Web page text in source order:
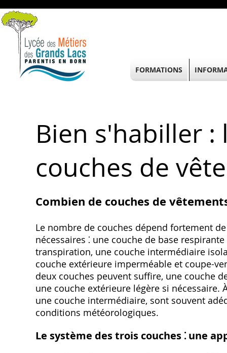
Bien s'habiller
couches de
Combien de couches de
Le nombre de couches dépend fortement
nécessaires ⁚ une couche de base
transpiration, une couche intermédiaire
couche extérieure imperméable et coupe-
deux couches peuvent suffire, une couche
une couche extérieure légère si nécessaire.
une couche intermédiaire, sont souvent
conditions météorologiques.
Le système des trois couches ⁚ une
FORMATIONS